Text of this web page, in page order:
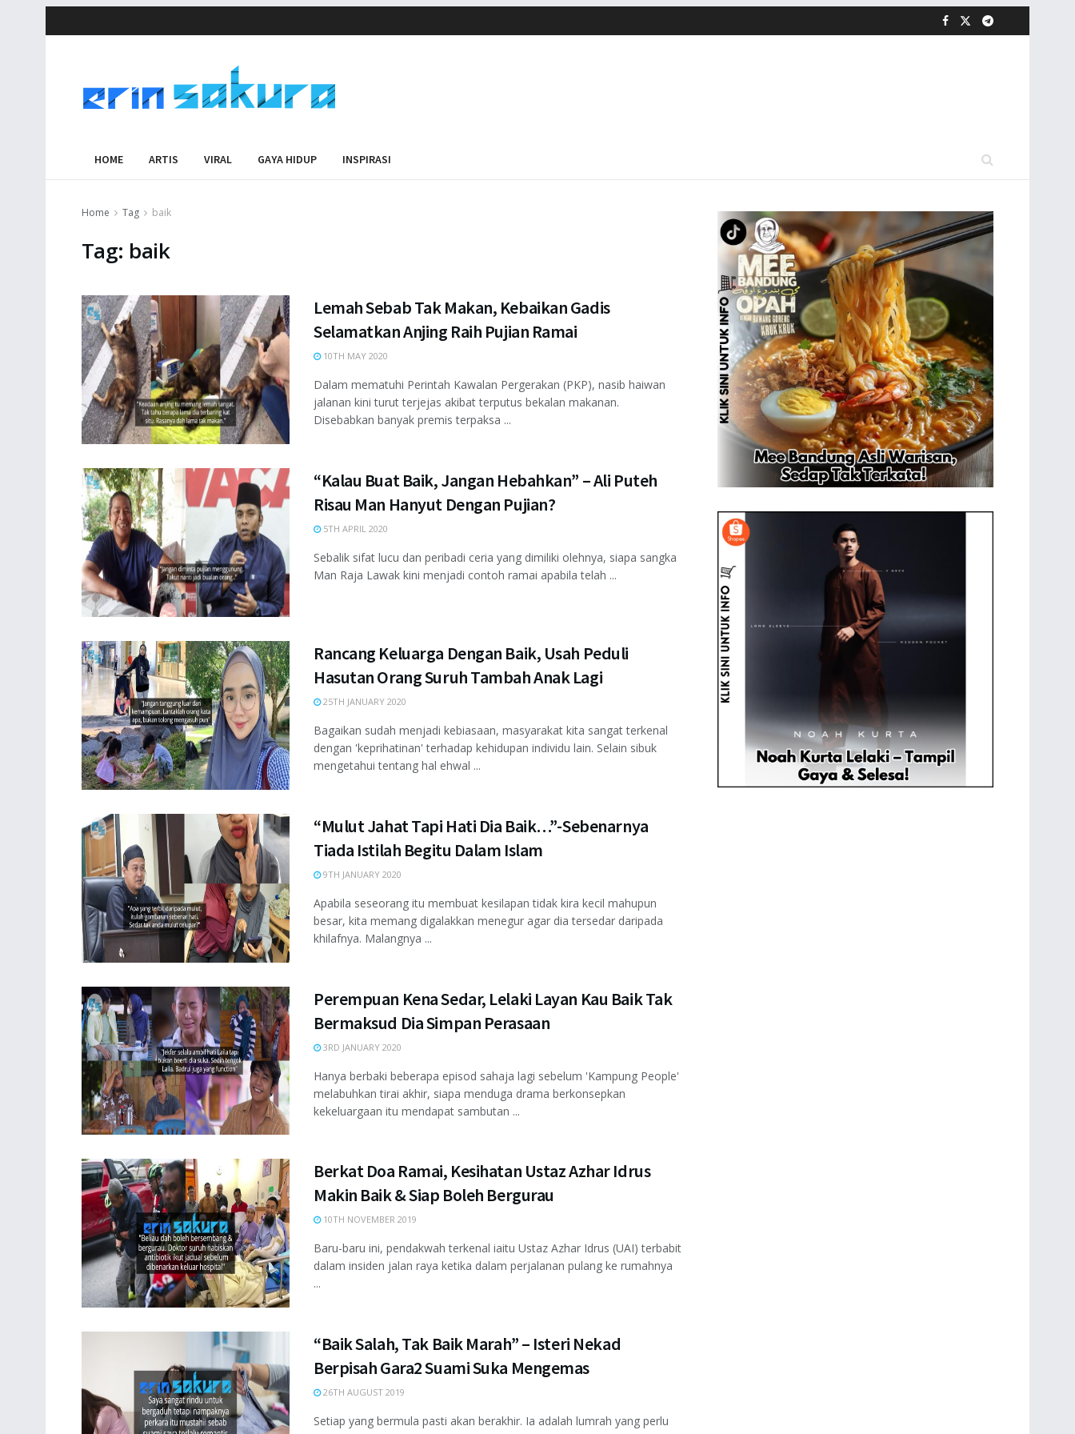
HOME ARTIS VIRAL GAYA HIDUP INSPIRASI
Home Tag baik
Tag: baik
Lemah Sebab Tak Makan, Kebaikan Gadis
Selamatkan Anjing Raih Pujian Ramai
10TH MAY 2020
Dalam mematuhi Perintah Kawalan Pergerakan (PKP), nasib haiwan
jalanan kini turut terjejas akibat terputus bekalan makanan.
Disebabkan banyak premis terpaksa ...
“Kalau Buat Baik, Jangan Hebahkan” – Ali Puteh
Risau Man Hanyut Dengan Pujian?
5TH APRIL 2020
Sebalik sifat lucu dan peribadi ceria yang dimiliki olehnya, siapa sangka
Man Raja Lawak kini menjadi contoh ramai apabila telah ...
Rancang Keluarga Dengan Baik, Usah Peduli
Hasutan Orang Suruh Tambah Anak Lagi
25TH JANUARY 2020
Bagaikan sudah menjadi kebiasaan, masyarakat kita sangat terkenal
dengan 'keprihatinan' terhadap kehidupan individu lain. Selain sibuk
mengetahui tentang hal ehwal ...
“Mulut Jahat Tapi Hati Dia Baik…”-Sebenarnya
Tiada Istilah Begitu Dalam Islam
9TH JANUARY 2020
Apabila seseorang itu membuat kesilapan tidak kira kecil mahupun
besar, kita memang digalakkan menegur agar dia tersedar daripada
khilafnya. Malangnya ...
Perempuan Kena Sedar, Lelaki Layan Kau Baik Tak
Bermaksud Dia Simpan Perasaan
3RD JANUARY 2020
Hanya berbaki beberapa episod sahaja lagi sebelum 'Kampung People'
melabuhkan tirai akhir, siapa menduga drama berkonsepkan
kekeluargaan itu mendapat sambutan ...
Berkat Doa Ramai, Kesihatan Ustaz Azhar Idrus
Makin Baik & Siap Boleh Bergurau
10TH NOVEMBER 2019
Baru-baru ini, pendakwah terkenal iaitu Ustaz Azhar Idrus (UAI) terbabit
dalam insiden jalan raya ketika dalam perjalanan pulang ke rumahnya
...
“Baik Salah, Tak Baik Marah” – Isteri Nekad
Berpisah Gara2 Suami Suka Mengemas
26TH AUGUST 2019
Setiap yang bermula pasti akan berakhir. Ia adalah lumrah yang perlu